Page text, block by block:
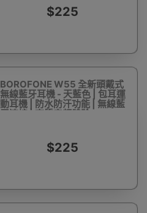
$225
BOROFONE W55 全新頭戴式
無線藍牙耳機 - 天藍色 | 包耳運
動耳機 | 防水防汗功能 | 無線藍
牙連接 | 高質音頻體驗
$225